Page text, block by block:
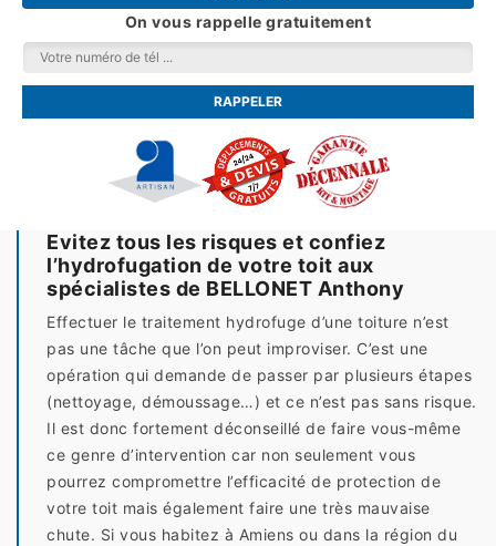
On vous rappelle gratuitement
Evitez tous les risques et confiez
l’hydrofugation de votre toit aux
spécialistes de BELLONET Anthony
Effectuer le traitement hydrofuge d’une toiture n’est
pas une tâche que l’on peut improviser. C’est une
opération qui demande de passer par plusieurs étapes
(nettoyage, démoussage…) et ce n’est pas sans risque.
Il est donc fortement déconseillé de faire vous-même
ce genre d’intervention car non seulement vous
pourrez compromettre l’efficacité de protection de
votre toit mais également faire une très mauvaise
chute. Si vous habitez à Amiens ou dans la région du